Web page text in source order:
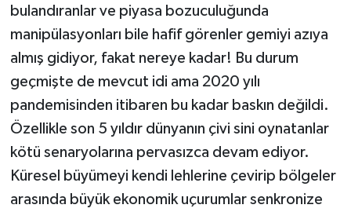
bulandıranlar ve piyasa bozuculuğunda
manipülasyonları bile hafif görenler gemiyi azıya
almış gidiyor, fakat nereye kadar! Bu durum
geçmişte de mevcut idi ama 2020 yılı
pandemisinden itibaren bu kadar baskın değildi.
Özellikle son 5 yıldır dünyanın çivi sini oynatanlar
kötü senaryolarına pervasızca devam ediyor.
Küresel büyümeyi kendi lehlerine çevirip bölgeler
arasında büyük ekonomik uçurumlar senkronize